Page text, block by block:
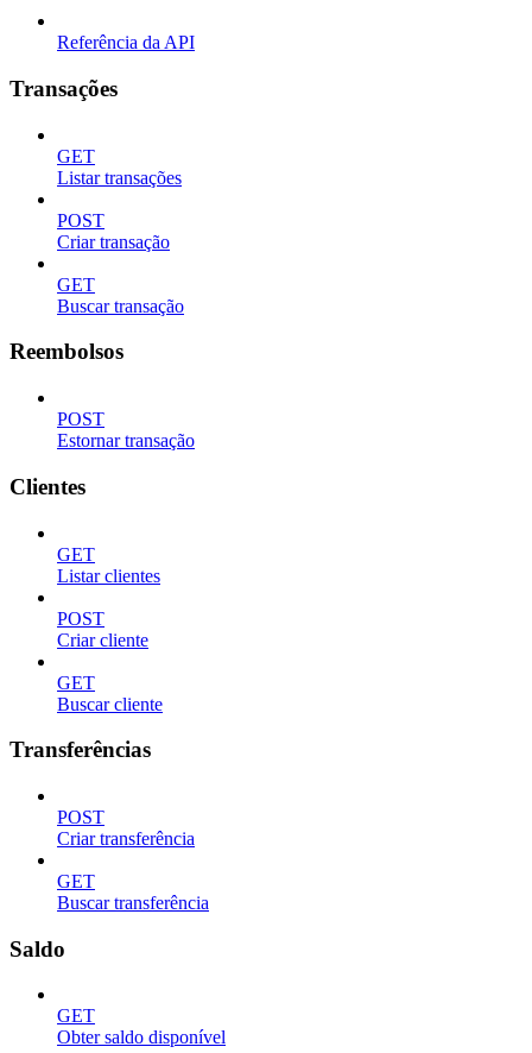
Referência da API
Transações
GET
Listar transações
POST
Criar transação
GET
Buscar transação
Reembolsos
POST
Estornar transação
Clientes
GET
Listar clientes
POST
Criar cliente
GET
Buscar cliente
Transferências
POST
Criar transferência
GET
Buscar transferência
Saldo
GET
Obter saldo disponível